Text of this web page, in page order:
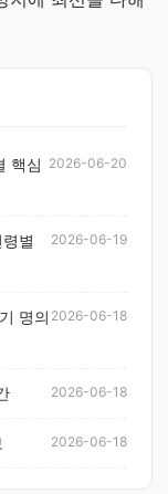
핵심 2026-06-20
별
2026-06-19
명의 2026-06-18
2026-06-18
2026-06-18